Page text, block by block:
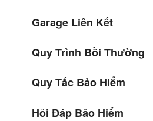
Garage Liên Kết
Quy Trình Bồi Thường
Quy Tắc Bảo Hiểm
Hỏi Đáp Bảo Hiểm